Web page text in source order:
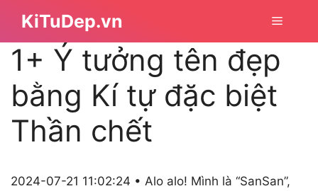
nội
dung
KiTuDep.vn Menu
1+ Ý tưởng tên đẹp
bằng Kí tự đặc biệt
Thần chết
2024-07-21 11:02:24 • Alo alo! Mình là “SanSan”,